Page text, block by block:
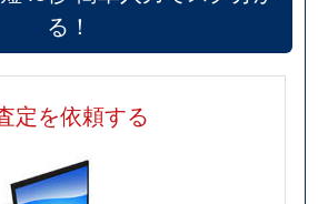
る！
定を依頼する